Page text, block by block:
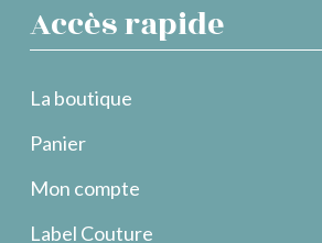
Accès rapide
La boutique
Panier
Mon compte
Label Couture